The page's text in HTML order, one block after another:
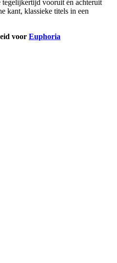
vooruit én achteruit
kant, klassieke titels in een
voor Euphoria